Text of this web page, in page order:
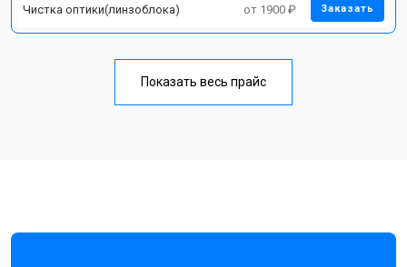
Чистка оптики(линзоблока) от 1900 ₽ Заказать
Показать весь прайс